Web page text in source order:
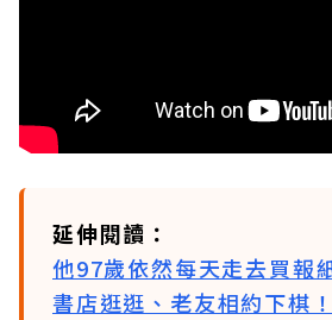
延伸閱讀：
他97歲依然每天走去買報
書店逛逛、老友相約下棋